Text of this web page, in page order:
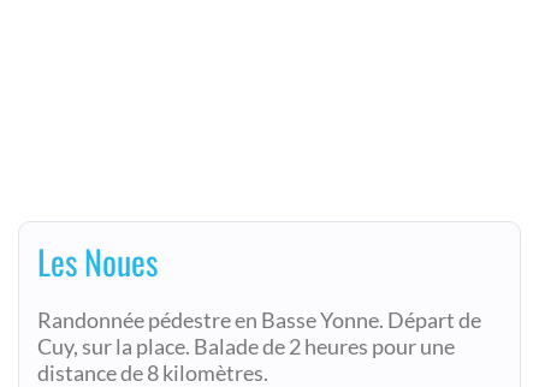
Les Noues
Randonnée pédestre en Basse Yonne. Départ de
Cuy, sur la place. Balade de 2 heures pour une
distance de 8 kilomètres.